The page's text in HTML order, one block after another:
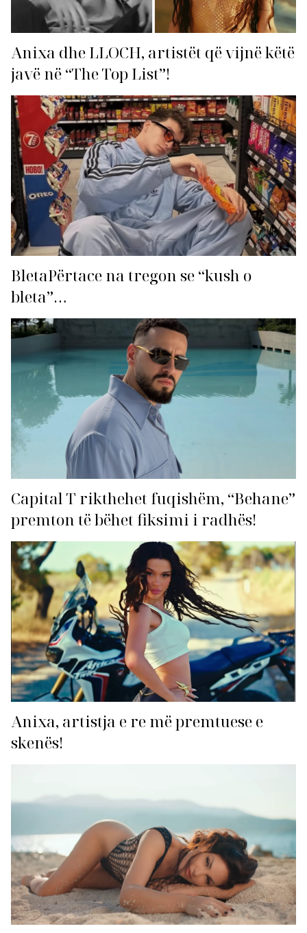
Anixa dhe LLOCH, artistët që vijnë këtë
javë në “The Top List”!
BletaPërtace na tregon se “kush o
bleta”…
Capital T rikthehet fuqishëm, “Behane”
premton të bëhet fiksimi i radhës!
Anixa, artistja e re më premtuese e
skenës!